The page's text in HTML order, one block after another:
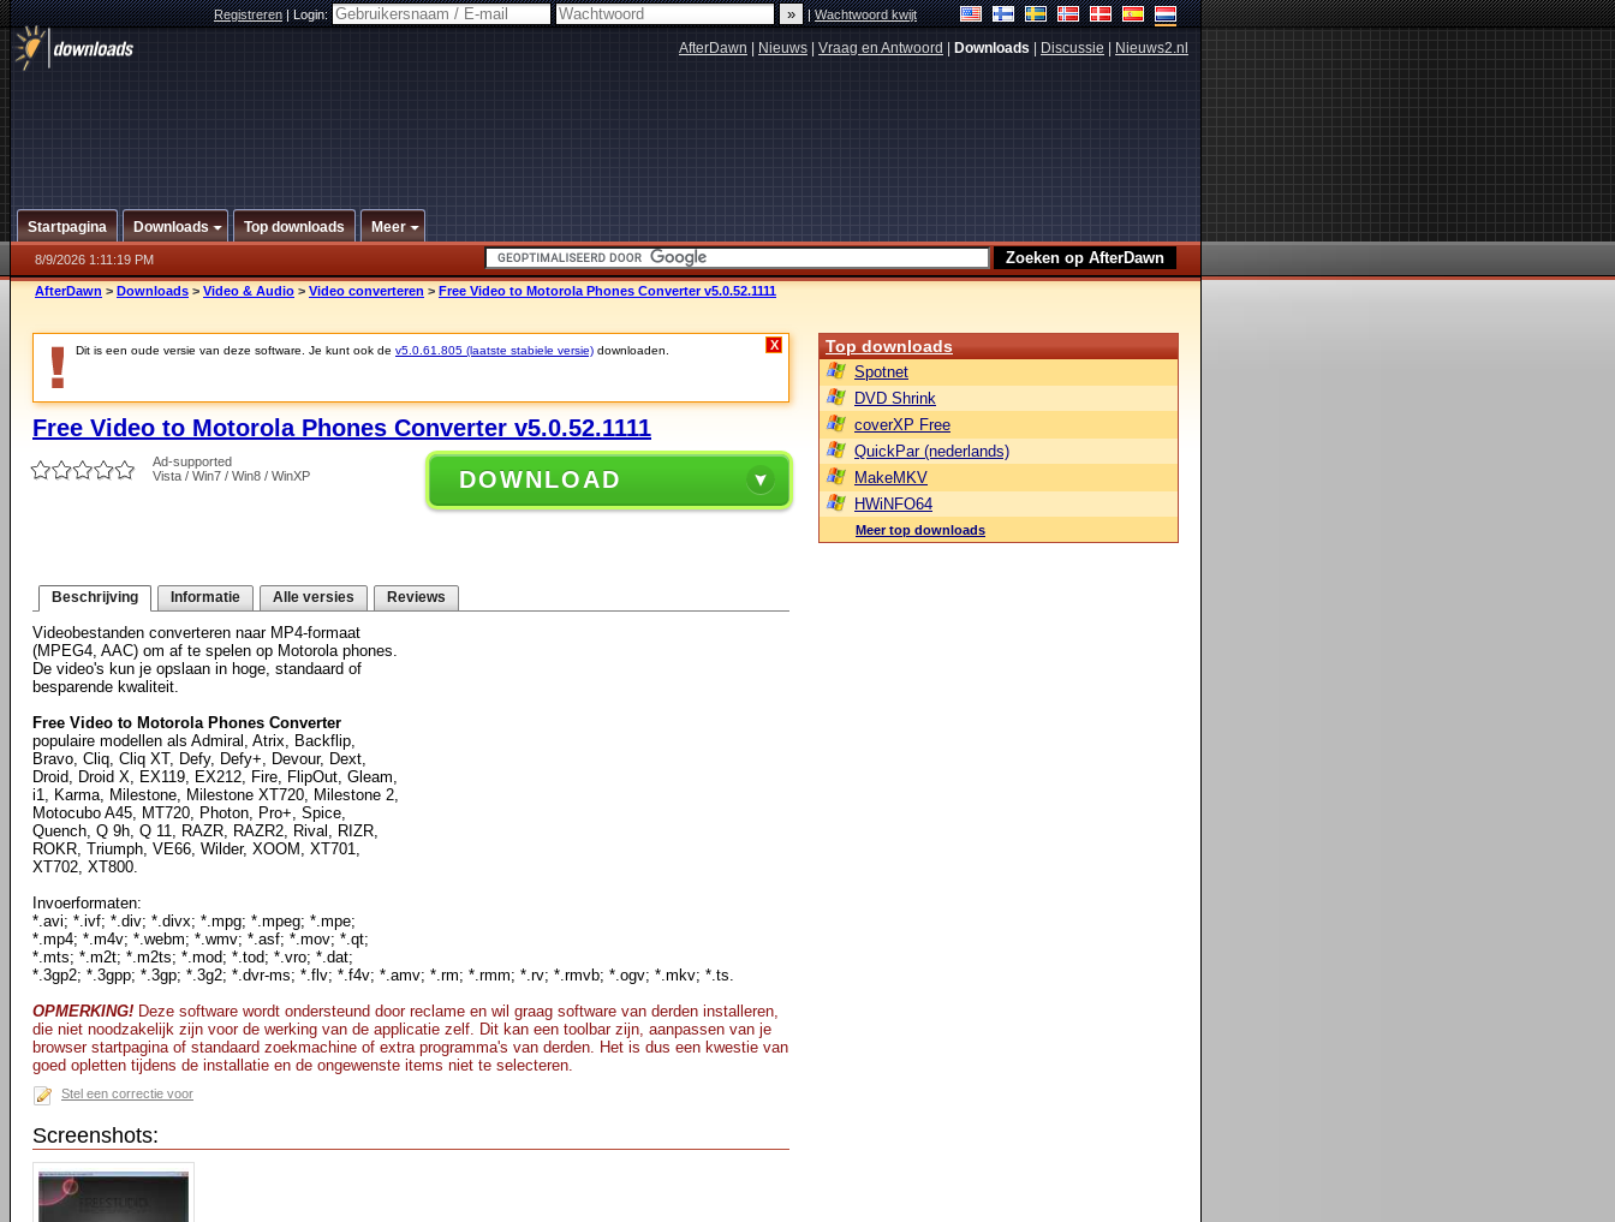
Registreren|Login: |Wachtwoord kwijt
AfterDawn Nieuws Vraag en Antwoord Downloads Discussie Nieuws2.nl
Startpagina Downloads Top downloads Meer
8/9/2026 1:11:19 PM
AfterDawn > Downloads > Video & Audio > Video converteren > Free Video to Motorola Phones Converter v5.0.52.1111
Dit is een oude versie van deze software. Je kunt ook de v5.0.61.805 (laatste stabiele versie) downloaden. X
Free Video to Motorola Phones Converter v5.0.52.1111
Ad-supported
Vista / Win7 / Win8 / WinXP
DOWNLOAD
Beschrijving Informatie Alle versies Reviews
Videobestanden converteren naar MP4-formaat
(MPEG4, AAC) om af te spelen op Motorola phones.
De video's kun je opslaan in hoge, standaard of
besparende kwaliteit.
Free Video to Motorola Phones Converter
populaire modellen als Admiral, Atrix, Backflip,
Bravo, Cliq, Cliq XT, Defy, Defy+, Devour, Dext,
Droid, Droid X, EX119, EX212, Fire, FlipOut, Gleam,
i1, Karma, Milestone, Milestone XT720, Milestone 2,
Motocubo A45, MT720, Photon, Pro+, Spice,
Quench, Q 9h, Q 11, RAZR, RAZR2, Rival, RIZR,
ROKR, Triumph, VE66, Wilder, XOOM, XT701,
XT702, XT800.
Invoerformaten:
*.avi; *.ivf; *.div; *.divx; *.mpg; *.mpeg; *.mpe;
*.mp4; *.m4v; *.webm; *.wmv; *.asf; *.mov; *.qt;
*.mts; *.m2t; *.m2ts; *.mod; *.tod; *.vro; *.dat;
*.3gp2; *.3gpp; *.3gp; *.3g2; *.dvr-ms; *.flv; *.f4v; *.amv; *.rm; *.rmm; *.rv; *.rmvb; *.ogv; *.mkv; *.ts.
OPMERKING! Deze software wordt ondersteund door reclame en wil graag software van derden installeren,
die niet noodzakelijk zijn voor de werking van de applicatie zelf. Dit kan een toolbar zijn, aanpassen van je
browser startpagina of standaard zoekmachine of extra programma's van derden. Het is dus een kwestie van
goed opletten tijdens de installatie en de ongewenste items niet te selecteren.
Stel een correctie voor
Screenshots:
Top downloads
Spotnet
DVD Shrink
coverXP Free
QuickPar (nederlands)
MakeMKV
HWiNFO64
Meer top downloads